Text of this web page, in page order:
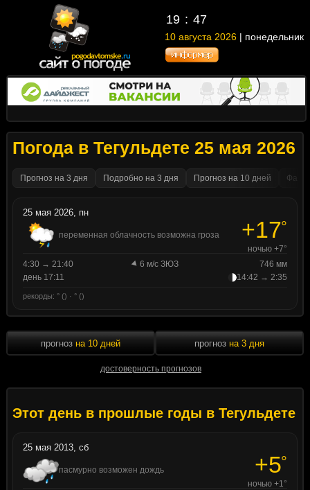
19 : 47
10 августа 2026 | понедельник
Погода в Тегульдете 25 мая 2026
Прогноз на 3 дня Подробно на 3 дня Прогноз на 10 дней
25 мая 2026, пн
переменная облачность возможна гроза +17°
ночью +7°
4:30 → 21:40
6 м/с ЗЮЗ
746 мм
день 17:11
14:42 → 2:35
рекорды: ° () · ° ()
прогноз на 10 дней
достоверность прогнозов
прогноз на 3 дня
Этот день в прошлые годы в Тегульдете
25 мая 2013, сб
пасмурно возможен дождь +5°
ночью +1°